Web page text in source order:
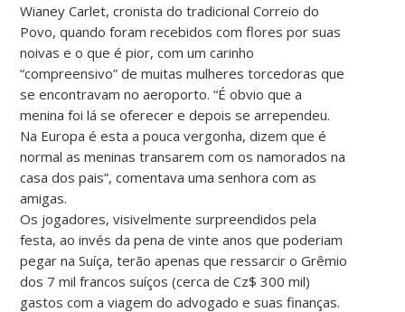
Wianey Carlet, cronista do tradicional Correio do
Povo, quando foram recebidos com flores por suas
noivas e o que é pior, com um carinho
“compreensivo” de muitas mulheres torcedoras que
se encontravam no aeroporto. “É obvio que a
menina foi lá se oferecer e depois se arrependeu.
Na Europa é esta a pouca vergonha, dizem que é
normal as meninas transarem com os namorados na
casa dos pais”, comentava uma senhora com as
amigas.
Os jogadores, visivelmente surpreendidos pela
festa, ao invés da pena de vinte anos que poderiam
pegar na Suíça, terão apenas que ressarcir o Grêmio
dos 7 mil francos suíços (cerca de Cz$ 300 mil)
gastos com a viagem do advogado e suas finanças.